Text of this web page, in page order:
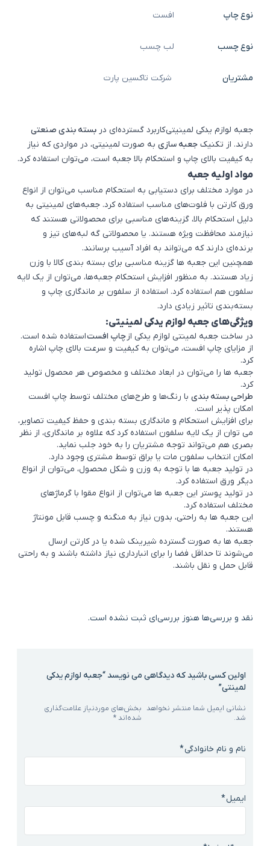
نوع چاپ افست
نوع چسب لب چسب
مشتریان شرکت تاکسین پارت
جعبه لوازم یدکی لمینیتی کاربرد گسترده‌ای در بسته بندی صنعتی
دارند. از تکنیک جعبه سازی به صورت لمینیتی، در مواردی که نیاز
به کیفیت بالای چاپ و استحکام بالا جعبه است، می‌توان استفاده کرد.
مواد اولیه جعبه
در موارد مختلف برای دستیابی به استحکام مناسب می‌توان از انواع
ورق کارتن با فلوت‌های مناسب استفاده کرد. جعبه‌های لمینیتی به
دلیل استحکام بالا، گزینه‌های مناسبی برای محصولاتی هستند که
نیازمند محافظت ویژه هستند. یا محصولاتی گه لبه‌های تیز و
برنده‌ای دارند که می‌تواند به افراد آسیب برسانند.
همچنین این جعبه ‌ها گزینه مناسبی برای بسته ‌بندی کالا با وزن
زیاد هستند. به منظور افزایش استحکام جعبه‌ها، می‌توان از یک لایه
سلفون هم استفاده کرد. استفاده از سلفون بر ماندگاری چاپ و
بسته‌بندی تاثیر زیادی دارد.
ویژگی‌های جعبه لوازم یدکی لمینیتی:
در ساخت جعبه لمینتی لوازم یدکی ازچاپ افستاستفاده شده است.
از مزایای چاپ افست، ‌می‌توان به کیفیت و سرعت بالای چاپ اشاره
کرد.
جعبه‌ ها را می‌توان در ابعاد مختلف و مخصوص هر محصول تولید
کرد.
طراحی بسته بندی با رنگ‌ها و طرح‌های مختلف توسط چاپ افست
امکان پذیر است.
برای افزایش استحکام و ماندگاری بسته ‌بندی و حفظ کیفیت تصاویر،
می توان از یک لایه سلفون استفاده کرد که علاوه بر ماندگاری، از نظر
بصری هم می‌تواند توجه مشتریان را به خود جلب نماید.
امکان انتخاب سلفون مات یا براق توسط مشتری وجود دارد.
در تولید جعبه ‌ها با توجه به وزن و شکل محصول، می‌توان از انواع
دیگر ورق استفاده کرد.
در تولید پوستر این جعبه‌ ها می‌توان از انواع مقوا با گرماژهای
مختلف استفاده کرد.
این جعبه ‌ها به راحتی، بدون نیاز به منگنه و چسب قابل مونتاژ
هستند.
جعبه‌ ها به صورت گسترده شیرینک شده یا در کارتن ارسال
می‌شوند تا حداقل فضا را برای انبارداری نیاز داشته باشند و به راحتی
قابل حمل و نقل باشند.
نقد و بررسی‌ها هنوز بررسی‌ای ثبت نشده است.
اولین کسی باشید که دیدگاهی می نویسد “جعبه لوازم یدکی
لمینتی”
نشانی ایمیل شما منتشر نخواهد
شد.
بخش‌های موردنیاز علامت‌گذاری
شده‌اند *
نام و نام خانوادگی*
ایمیل*